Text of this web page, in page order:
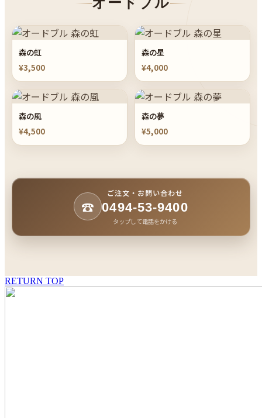
森の虹
¥3,500
森の星
¥4,000
森の風
¥4,500
森の夢
¥5,000
☎
ご注文・お問い合わせ
0494-53-9400
タップして電話をかける
RETURN TOP